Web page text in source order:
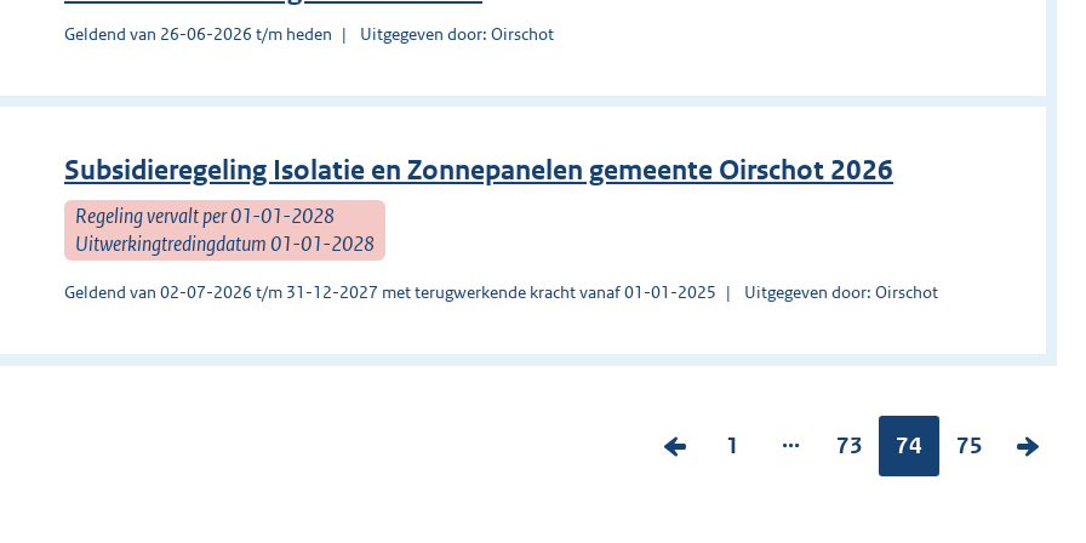
Geldend van 26-06-2026 t/m heden Uitgegeven door: Oirschot
Subsidieregeling Isolatie en Zonnepanelen gemeente Oirschot 2026
Regeling vervalt per 01-01-2028
Uitwerkingtredingdatum 01-01-2028
Geldend van 02-07-2026 t/m 31-12-2027 met terugwerkende kracht vanaf 01-01-2025 Uitgegeven door: Oirschot
V
P
1 ...
P
73 Pagina:
74
P
75
V